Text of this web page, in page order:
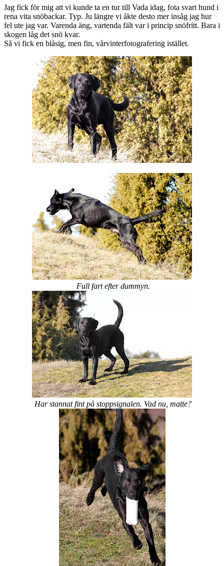
Jag fick för mig att vi kunde ta en tur till Vada idag, fota svart hund i
rena vita snöbackar. Typ. Ju längre vi åkte desto mer insåg jag hur
fel ute jag var. Varenda äng, vartenda fält var i princip snöfritt. Bara i
skogen låg det snö kvar.
Så vi fick en blåsig, men fin, vårvinterfotografering istället.
Full fart efter dummyn.
Har stannat fint på stoppsignalen. Vad nu, matte?